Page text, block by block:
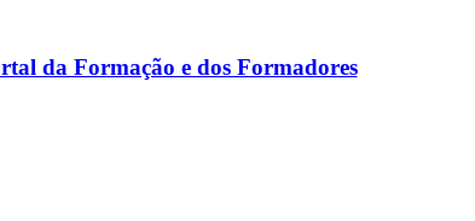
da Formação e dos Formadores